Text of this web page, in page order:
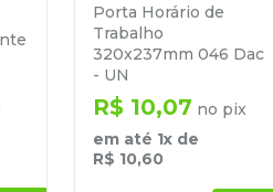
Porta Horário de
Trabalho
320x237mm 046 Dac
- UN
R$ 10,07 no pix
em até 1x de
R$ 10,60